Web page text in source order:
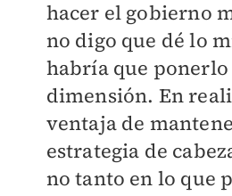
hacer el gobierno
no digo que dé lo
habría que ponerlo
dimensión. En
ventaja de
estrategia de
no tanto en lo que